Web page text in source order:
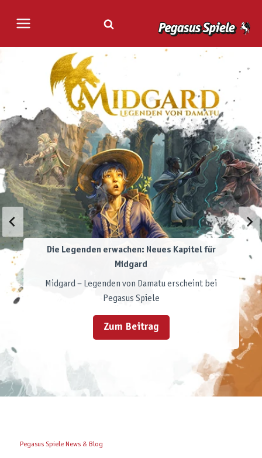
Inhalt
Die Legenden erwachen: Neues Kapitel für
Midgard
Midgard – Legenden von Damatu erscheint bei
Pegasus Spiele
Zum Beitrag
Pegasus Designer Days 2026
nächsten Designer Days
Zum Beitrag
Kinder, Kenner & Co.
Ein Blick auf die Spielekategorien und ihre
Bedeutung
Zum Beitrag
Pegasus Spiele News & Blog